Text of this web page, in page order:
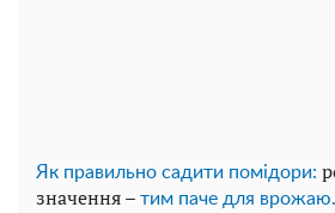
Як правильно садити помідори:
значення – тим паче для врожаю.